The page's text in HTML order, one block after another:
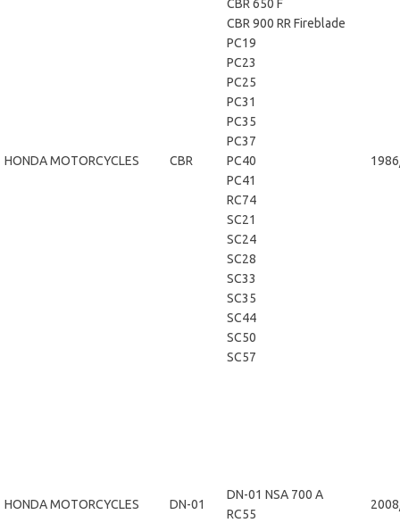
HONDA MOTORCYCLES CBR
CBR 650 F
CBR 900 RR Fireblade
PC19
PC23
PC25
PC31
PC35
PC37
PC40
PC41
RC74
SC21
SC24
SC28
SC33
SC35
SC44
SC50
SC57
HONDA MOTORCYCLES DN-01
DN-01 NSA 700 A
RC55